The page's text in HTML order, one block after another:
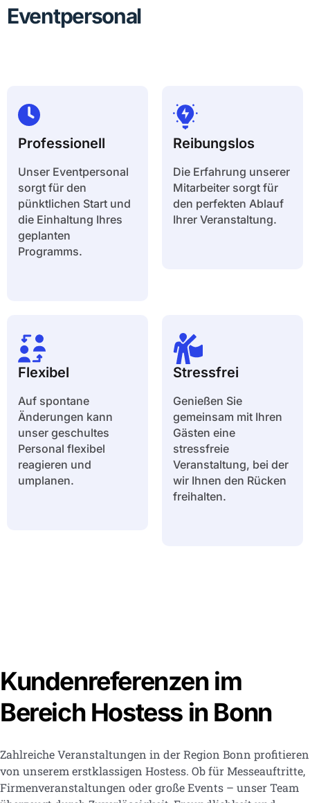
Eventpersonal
Professionell
Unser Eventpersonal
sorgt für den
pünktlichen Start und
die Einhaltung Ihres
geplanten
Programms.
Reibungslos
Die Erfahrung unserer
Mitarbeiter sorgt für
den perfekten Ablauf
Ihrer Veranstaltung.
Flexibel
Auf spontane
Änderungen kann
unser geschultes
Personal flexibel
reagieren und
umplanen.
Stressfrei
Genießen Sie
gemeinsam mit Ihren
Gästen eine
stressfreie
Veranstaltung, bei der
wir Ihnen den Rücken
freihalten.
Kundenreferenzen im
Bereich Hostess in Bonn
Zahlreiche Veranstaltungen in der Region Bonn profitieren
von unserem erstklassigen Hostess. Ob für Messeauftritte,
Firmenveranstaltungen oder große Events – unser Team